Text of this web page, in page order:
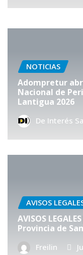
NOTICIAS
Adompretur
Nacional de
Lantigua 2026
De Interés
AVISOS
AVISOS
Provincia de
Freilin